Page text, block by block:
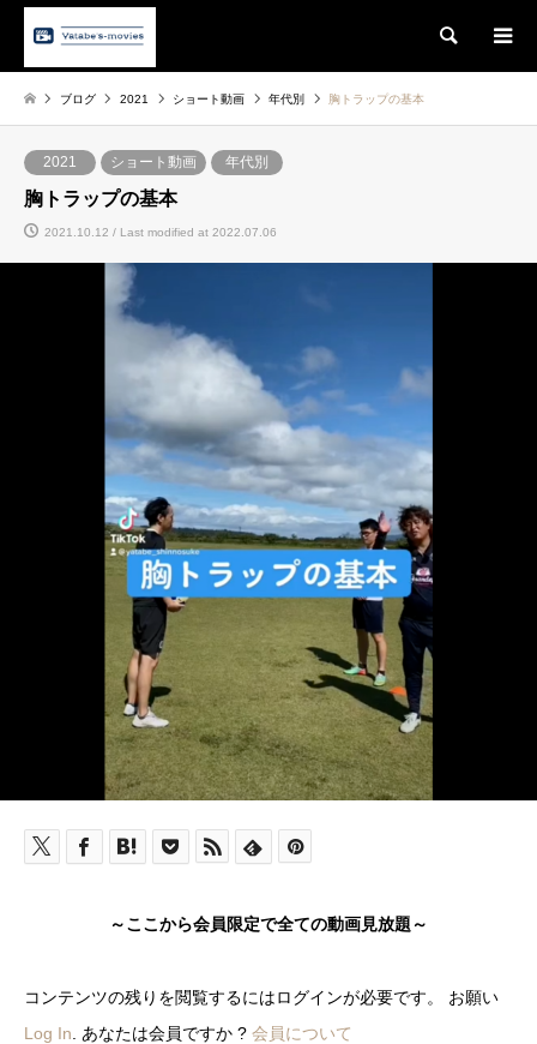
Search
ブログ 2021 ショート動画 年代別 胸トラップの基本
2021 ショート動画 年代別
胸トラップの基本
2021.10.12 / Last modified at 2022.07.06
～ここから会員限定で全ての動画見放題～
コンテンツの残りを閲覧するにはログインが必要です。 お願い
Log In . あなたは会員ですか ? 会員について